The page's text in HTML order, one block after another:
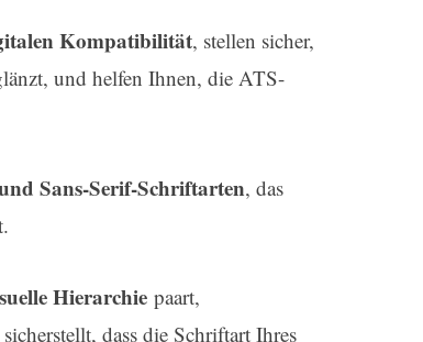
Kompatibilität, stellen sicher,
und helfen Ihnen, die ATS-
Sans-Serif-Schriftarten, das
Hierarchiepaart,
dass die Schriftart Ihres